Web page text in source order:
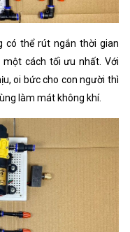
có thể rút ngắn thời gian
một cách tối ưu nhất. Với
oi bức cho con người thì
làm mát không khí.